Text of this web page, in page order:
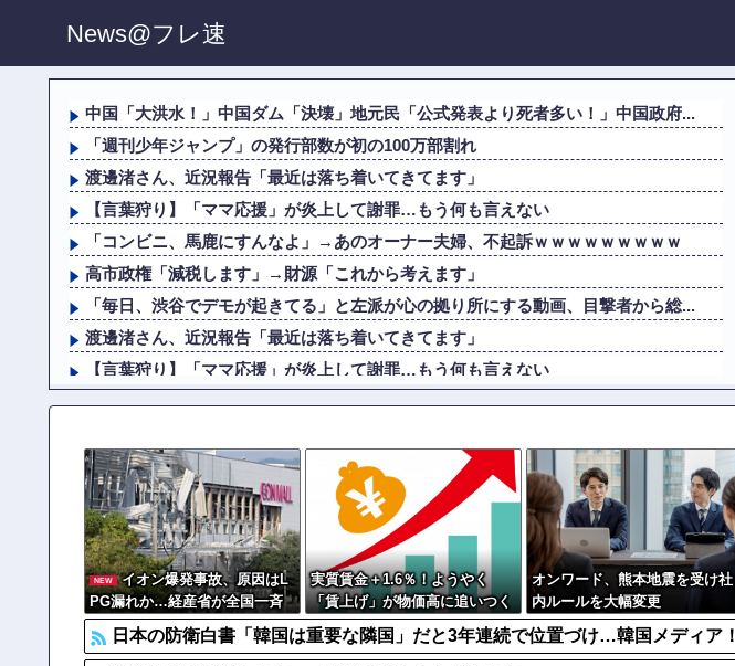
News@フレ速
中国「大洪水！」中国ダム「決壊」地元民「公式発表より死者多い！」中国政府...
「週刊少年ジャンプ」の発行部数が初の100万部割れ
渡邊渚さん、近況報告「最近は落ち着いてきてます」
【言葉狩り】「ママ応援」が炎上して謝罪…もう何も言えない
「コンビニ、馬鹿にすんなよ」→あのオーナー夫婦、不起訴ｗｗｗｗｗｗｗｗｗ
高市政権「減税します」→財源「これから考えます」
「毎日、渋谷でデモが起きてる」と左派が心の拠り所にする動画、目撃者から総...
渡邊渚さん、近況報告「最近は落ち着いてきてます」
【言葉狩り】「ママ応援」が炎上して謝罪…もう何も言えない
【悲報】ジャンプ、ついに98万部…全盛期653万部からここまで落ちる
日本製紙の記者会見に出席した某メディア記者、被害者の個人情報を執拗に聞き...
【悲報】 アメリカで今も続いてる近親相姦の一族がやばすぎる
【画像】 パン線透けまくってるOLの尻ｗｗｗｗｗｗ
NEW
イオン爆発事故、原因はL
PG漏れか…経産省が全国一斉
点検
実質賃金＋1.6％！ようやく
「賃上げ」が物価高に追いつく
ｗｗｗ
オンワード、熊本地震を受け社
内ルールを大幅変更
日本の防衛白書「韓国は重要な隣国」だと3年連続で位置づけ…韓国メディア！